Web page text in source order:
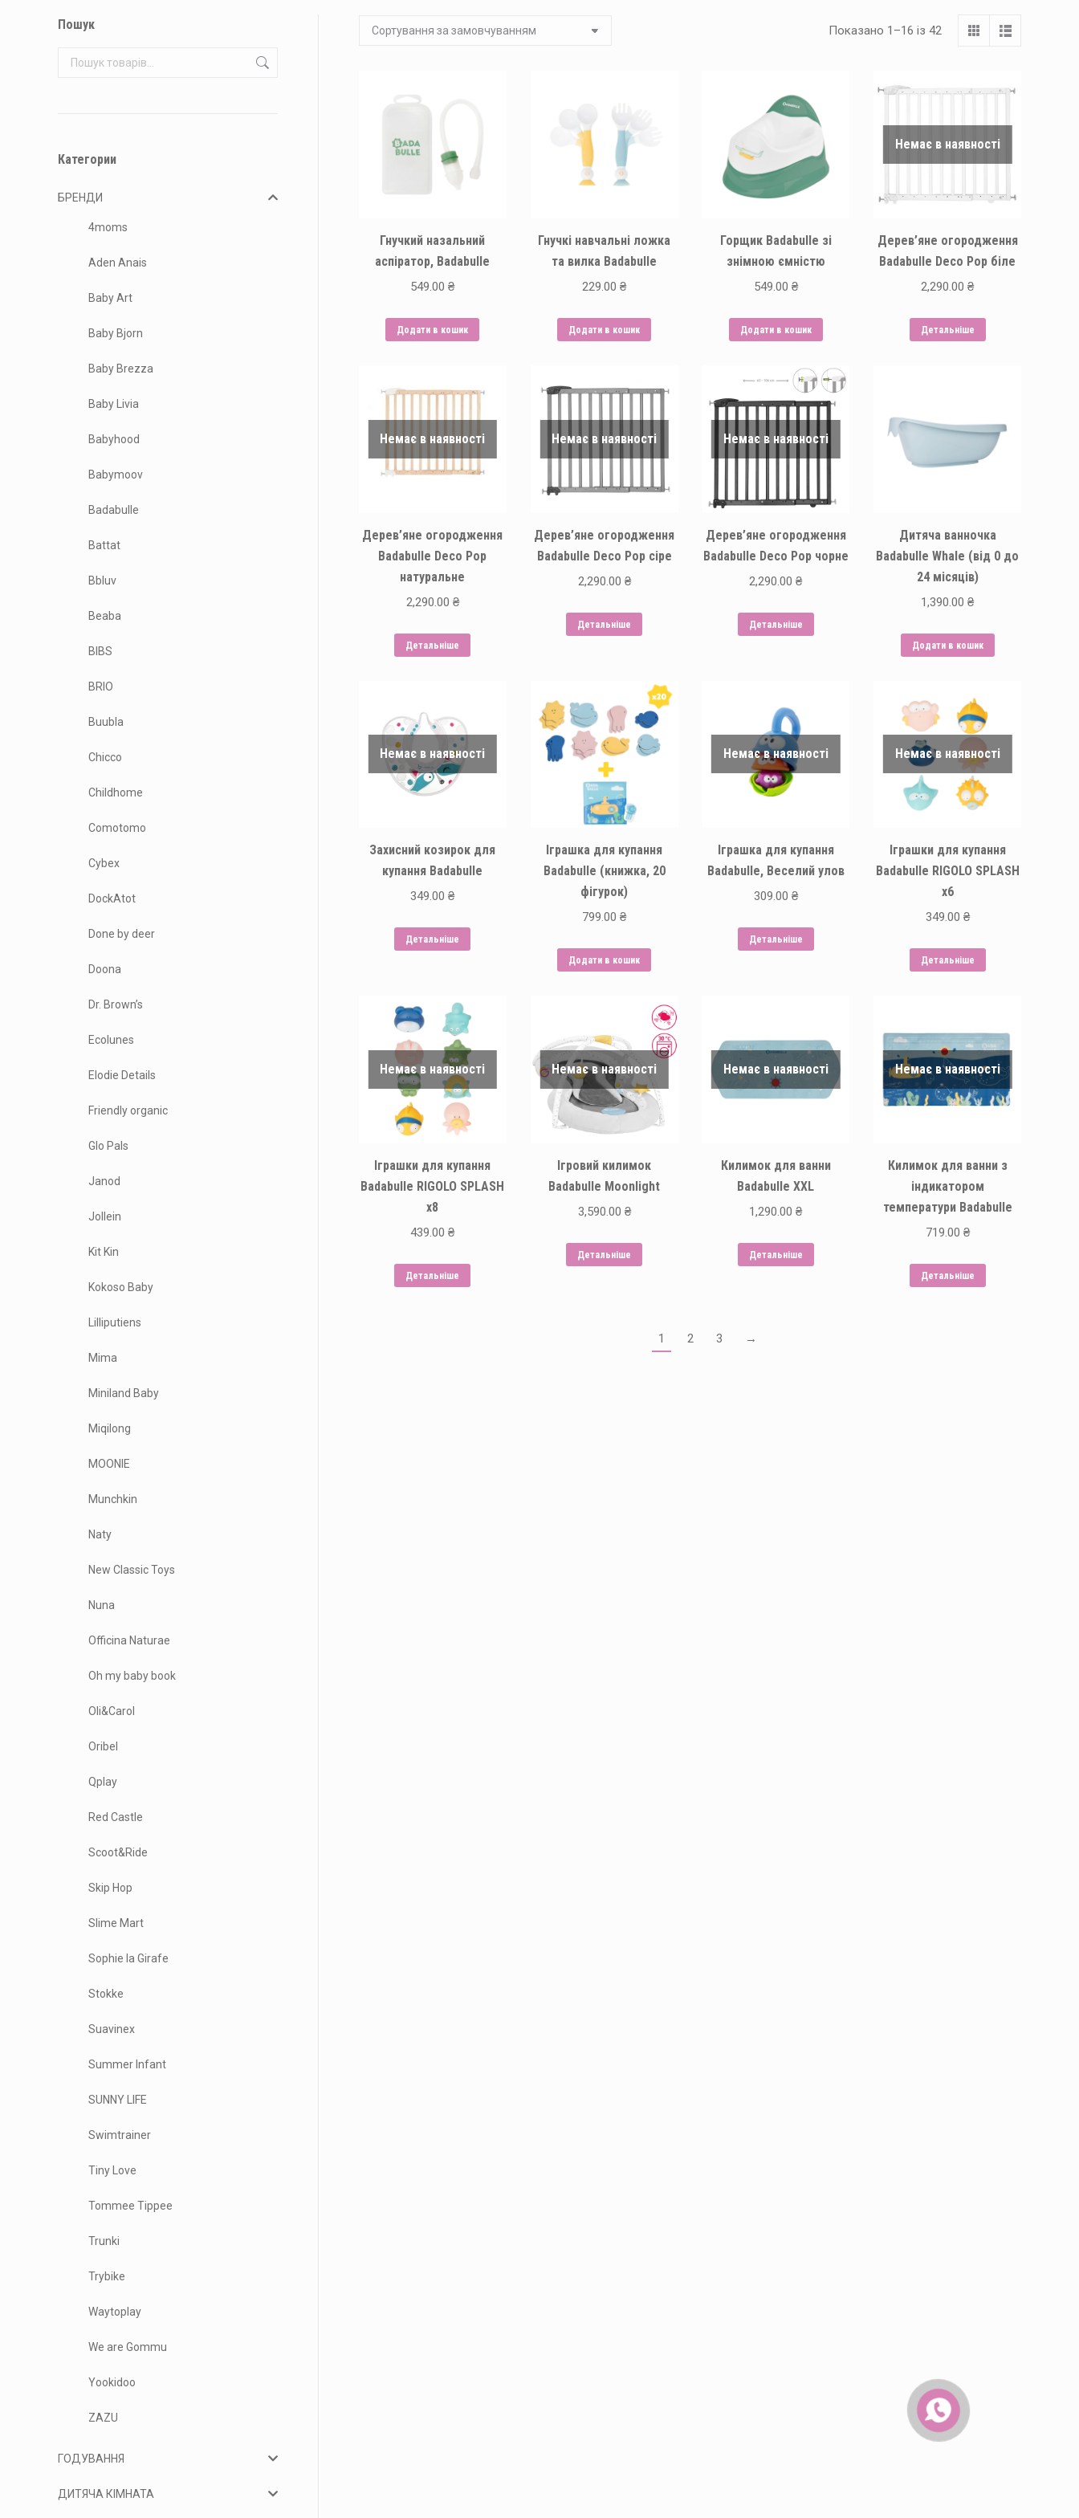
Показано 1–16 із 42
Гнучкий назальний
аспіратор, Badabulle
549.00₴
Додати в кошик
Гнучкі навчальні ложка
та вилка Badabulle
229.00₴
Додати в кошик
Горщик Badabulle зі
знімною ємністю
549.00 ₴
Додати в кошик
Немає в наявності
Дерев’яне огородження
Badabulle Deco Pop біле
2,290.00₴
Детальніше
Немає в наявності
Дерев’яне огородження
Badabulle Deco Pop
натуральне
2,290.00 ₴
Детальніше
Немає в наявності
Дерев’яне огородження
Badabulle Deco Pop сіре
2,290.00 ₴
Детальніше
Немає в наявності
Дерев’яне огородження
Badabulle Deco Pop чорне
2,290.00₴
Детальніше
Дитяча ванночка
Badabulle Whale (від 0 до
24 місяців)
1,390.00₴
Додати в кошик
Немає в наявності
Захисний козирок для
купання Badabulle
349.00₴
Детальніше
Іграшка для купання
Badabulle (книжка, 20
фігурок)
799.00₴
Додати в кошик
Немає в наявності
Іграшка для купання
Badabulle, Веселий улов
309.00 ₴
Детальніше
Немає в наявності
Іграшки для купання
Badabulle RIGOLO SPLASH
x6
349.00 ₴
Детальніше
Немає в наявності
Іграшки для купання
Badabulle RIGOLO SPLASH
x8
439.00₴
Детальніше
Немає в наявності
Ігровий килимок
Badabulle Moonlight
3,590.00 ₴
Детальніше
Немає в наявності
Килимок для ванни
Badabulle XXL
1,290.00₴
Детальніше
Немає в наявності
Килимок для ванни з
індикатором
температури Badabulle
719.00 ₴
Детальніше
1 2 3 →
Пошук
Категории
БРЕНДИ
4moms
Aden Anais
Baby Art
Baby Bjorn
Baby Brezza
Baby Livia
Babyhood
Babymoov
Badabulle
Battat
Bbluv
Beaba
BIBS
BRIO
Buubla
Chicco
Childhome
Comotomo
Cybex
DockAtot
Done by deer
Doona
Dr. Brown’s
Ecolunes
Elodie Details
Friendly organic
Glo Pals
Janod
Jollein
Kit Kin
Kokoso Baby
Lilliputiens
Mima
Miniland Baby
Miqilong
MOONIE
Munchkin
Naty
New Classic Toys
Nuna
Officina Naturae
Oh my baby book
Oli&Carol
Oribel
Qplay
Red Castle
Scoot&Ride
Skip Hop
Slime Mart
Sophie la Girafe
Stokke
Suavinex
Summer Infant
SUNNY LIFE
Swimtrainer
Tiny Love
Tommee Tippee
Trunki
Trybike
Waytoplay
We are Gommu
Yookidoo
ZAZU
ГОДУВАННЯ
ДИТЯЧА КІМНАТА